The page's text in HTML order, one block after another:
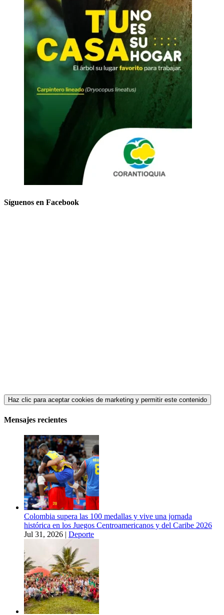
Síguenos en Facebook
Haz clic para aceptar cookies de marketing y permitir este contenido
Mensajes recientes
Colombia supera las 100 medallas y vive una jornada
histórica en los Juegos Centroamericanos y del Caribe 2026
Jul 31, 2026 | Deporte